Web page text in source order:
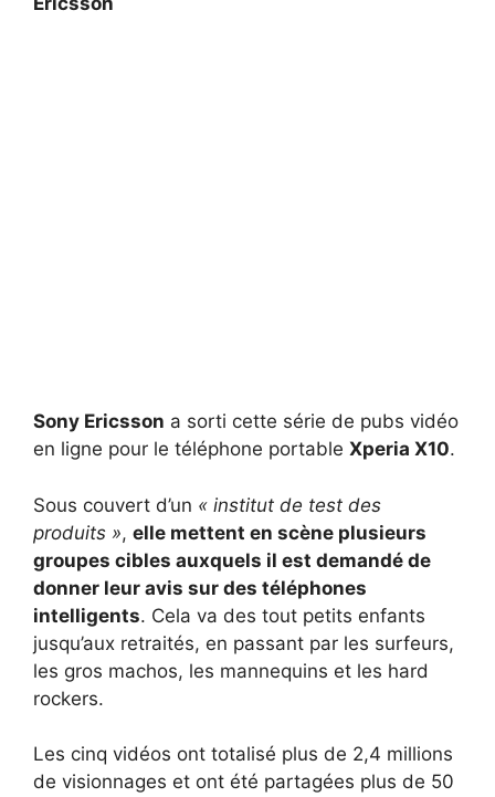
Sony Ericsson a sorti cette série de pubs vidéo
en ligne pour le téléphone portable Xperia X10.
Sous couvert d’un « institut de test des
produits », elle mettent en scène plusieurs
groupes cibles auxquels il est demandé de
donner leur avis sur des téléphones
intelligents. Cela va des tout petits enfants
jusqu’aux retraités, en passant par les surfeurs,
les gros machos, les mannequins et les hard
rockers.
Les cinq vidéos ont totalisé plus de 2,4 millions
de visionnages et ont été partagées plus de 50